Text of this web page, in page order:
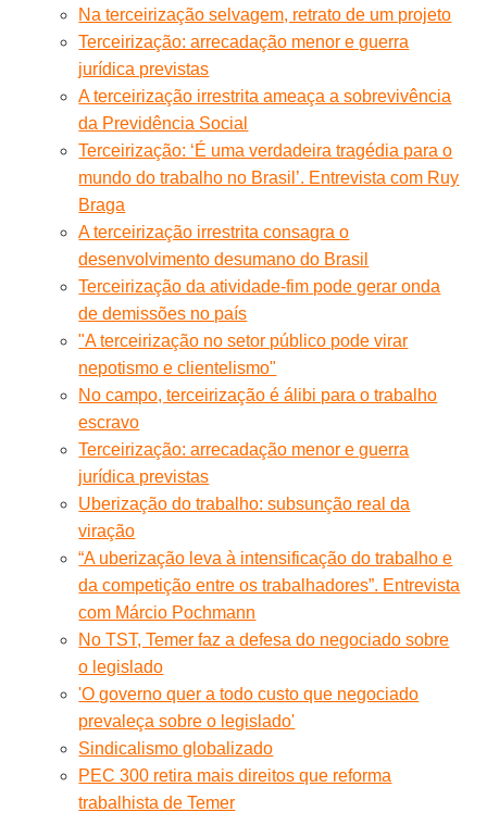
Na terceirização selvagem, retrato de um projeto
Terceirização: arrecadação menor e guerra
jurídica previstas
A terceirização irrestrita ameaça a sobrevivência
da Previdência Social
Terceirização: ‘É uma verdadeira tragédia para o
mundo do trabalho no Brasil’. Entrevista com Ruy
Braga
A terceirização irrestrita consagra o
desenvolvimento desumano do Brasil
Terceirização da atividade-fim pode gerar onda
de demissões no país
"A terceirização no setor público pode virar
nepotismo e clientelismo"
No campo, terceirização é álibi para o trabalho
escravo
Terceirização: arrecadação menor e guerra
jurídica previstas
Uberização do trabalho: subsunção real da
viração
“A uberização leva à intensificação do trabalho e
da competição entre os trabalhadores”. Entrevista
com Márcio Pochmann
No TST, Temer faz a defesa do negociado sobre
o legislado
'O governo quer a todo custo que negociado
prevaleça sobre o legislado'
Sindicalismo globalizado
PEC 300 retira mais direitos que reforma
trabalhista de Temer